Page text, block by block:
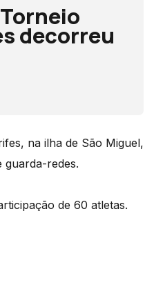
decorreu
na ilha de São Miguel,
guarda-redes.
de 60 atletas.